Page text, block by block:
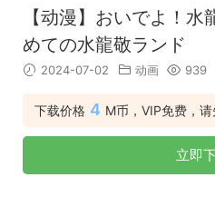
【动漫】おいでよ！水
めての水龍敬ランド
2024-07-02 动画 939
下载价格 4 M币，VIP免费，请
立即